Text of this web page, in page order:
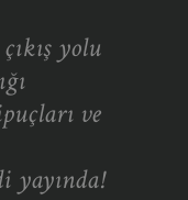
yolu
ve
yayında!